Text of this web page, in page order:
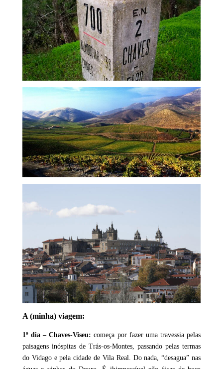
A (minha) viagem:
1º dia – Chaves-Viseu: começa por fazer uma travessia pelas
paisagens inóspitas de Trás-os-Montes, passando pelas termas
do Vidago e pela cidade de Vila Real. Do nada, “desagua” nas